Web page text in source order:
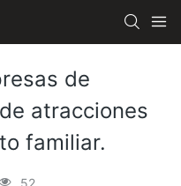
de
atracciones
familiar.